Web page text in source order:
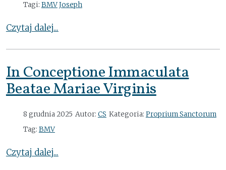
Tagi: BMVJoseph
Czytaj dalej...
In Conceptione Immaculata
Beatae Mariae Virginis
8 grudnia 2025 Autor: CS Kategoria: Proprium Sanctorum
Tag: BMV
Czytaj dalej...